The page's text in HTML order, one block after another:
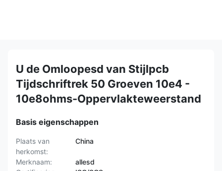
U de Omloopesd van Stijlpcb
Tijdschriftrek 50 Groeven 10e4 -
10e8ohms-Oppervlakteweerstand
Basis eigenschappen
Plaats van
herkomst:
China
Merknaam:
allesd